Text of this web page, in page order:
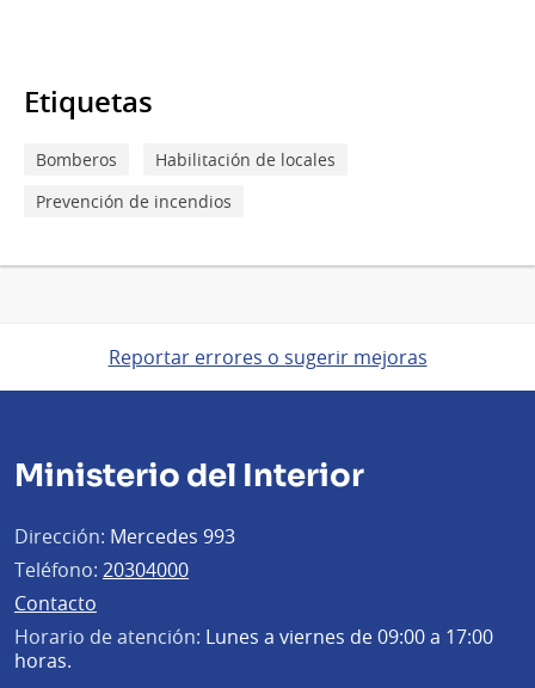
Etiquetas
Bomberos
Habilitación de locales
Prevención de incendios
Reportar errores o sugerir mejoras
Ministerio del Interior
Dirección: Mercedes 993
Teléfono: 20304000
Contacto
Horario de atención: Lunes a viernes de 09:00 a 17:00
horas.